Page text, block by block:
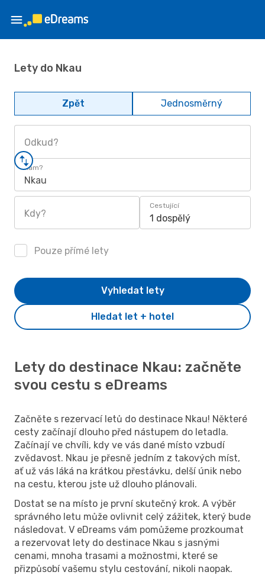
Lety do Nkau
Zpět Jednosměrný
Odkud?
Kam?
Nkau
Kdy?
Cestující
1 dospělý
Pouze přímé lety
Hledat let + hotel
Vyhledat lety
Lety do destinace Nkau: začněte
svou cestu s eDreams
Začněte s rezervací letů do destinace Nkau! Některé
cesty začínají dlouho před nástupem do letadla.
Začínají ve chvíli, kdy ve vás dané místo vzbudí
zvědavost. Nkau je přesně jedním z takových míst,
ať už vás láká na krátkou přestávku, delší únik nebo
na cestu, kterou jste už dlouho plánovali.
Dostat se na místo je první skutečný krok. A výběr
správného letu může ovlivnit celý zážitek, který bude
následovat. V eDreams vám pomůžeme prozkoumat
a rezervovat lety do destinace Nkau s jasnými
cenami, mnoha trasami a možnostmi, které se
přizpůsobí vašemu stylu cestování, nikoli naopak.